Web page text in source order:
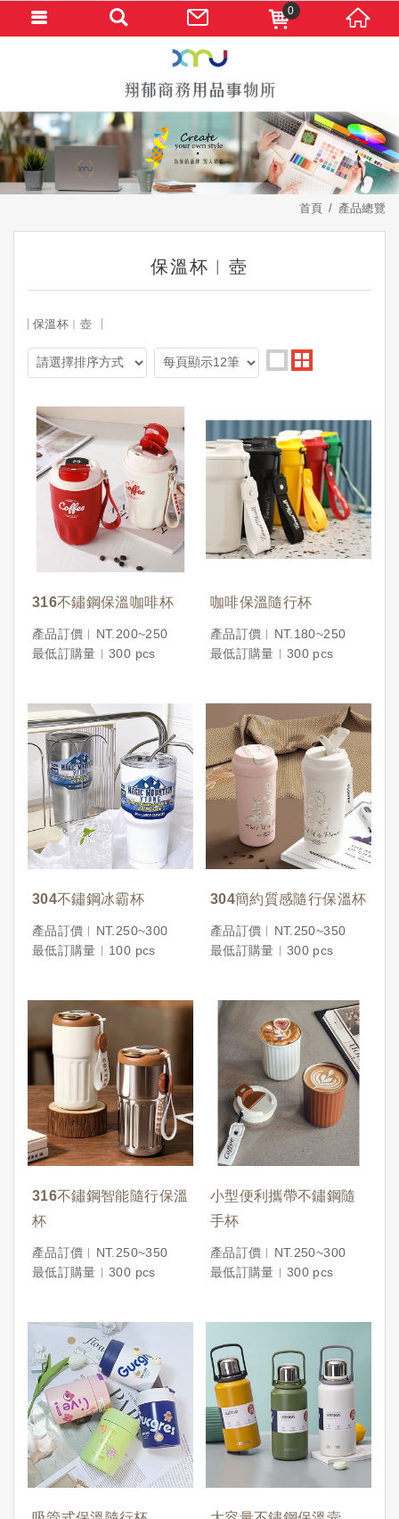
首頁 產品總覽
保溫杯︱壺
保溫杯︱壺
316不鏽鋼保溫咖啡杯
產品訂價︱NT.200~250
最低訂購量︱300 pcs
咖啡保溫隨行杯
產品訂價︱NT.180~250
最低訂購量︱300 pcs
304不鏽鋼冰霸杯
產品訂價︱NT.250~300
最低訂購量︱100 pcs
304簡約質感隨行保溫杯
產品訂價︱NT.250~350
最低訂購量︱300 pcs
316不鏽鋼智能隨行保溫
杯
產品訂價︱NT.250~350
最低訂購量︱300 pcs
小型便利攜帶不鏽鋼隨
手杯
產品訂價︱NT.250~300
最低訂購量︱300 pcs
0